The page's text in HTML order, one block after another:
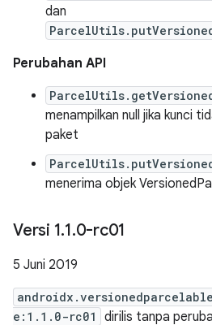
dan
Perubahan API
menampilkan null jika kunci
paket
menerima objek
Versi 1.1.0-rc01
5 Juni 2019
e:1.1.0-rc01
dirilis tanpa